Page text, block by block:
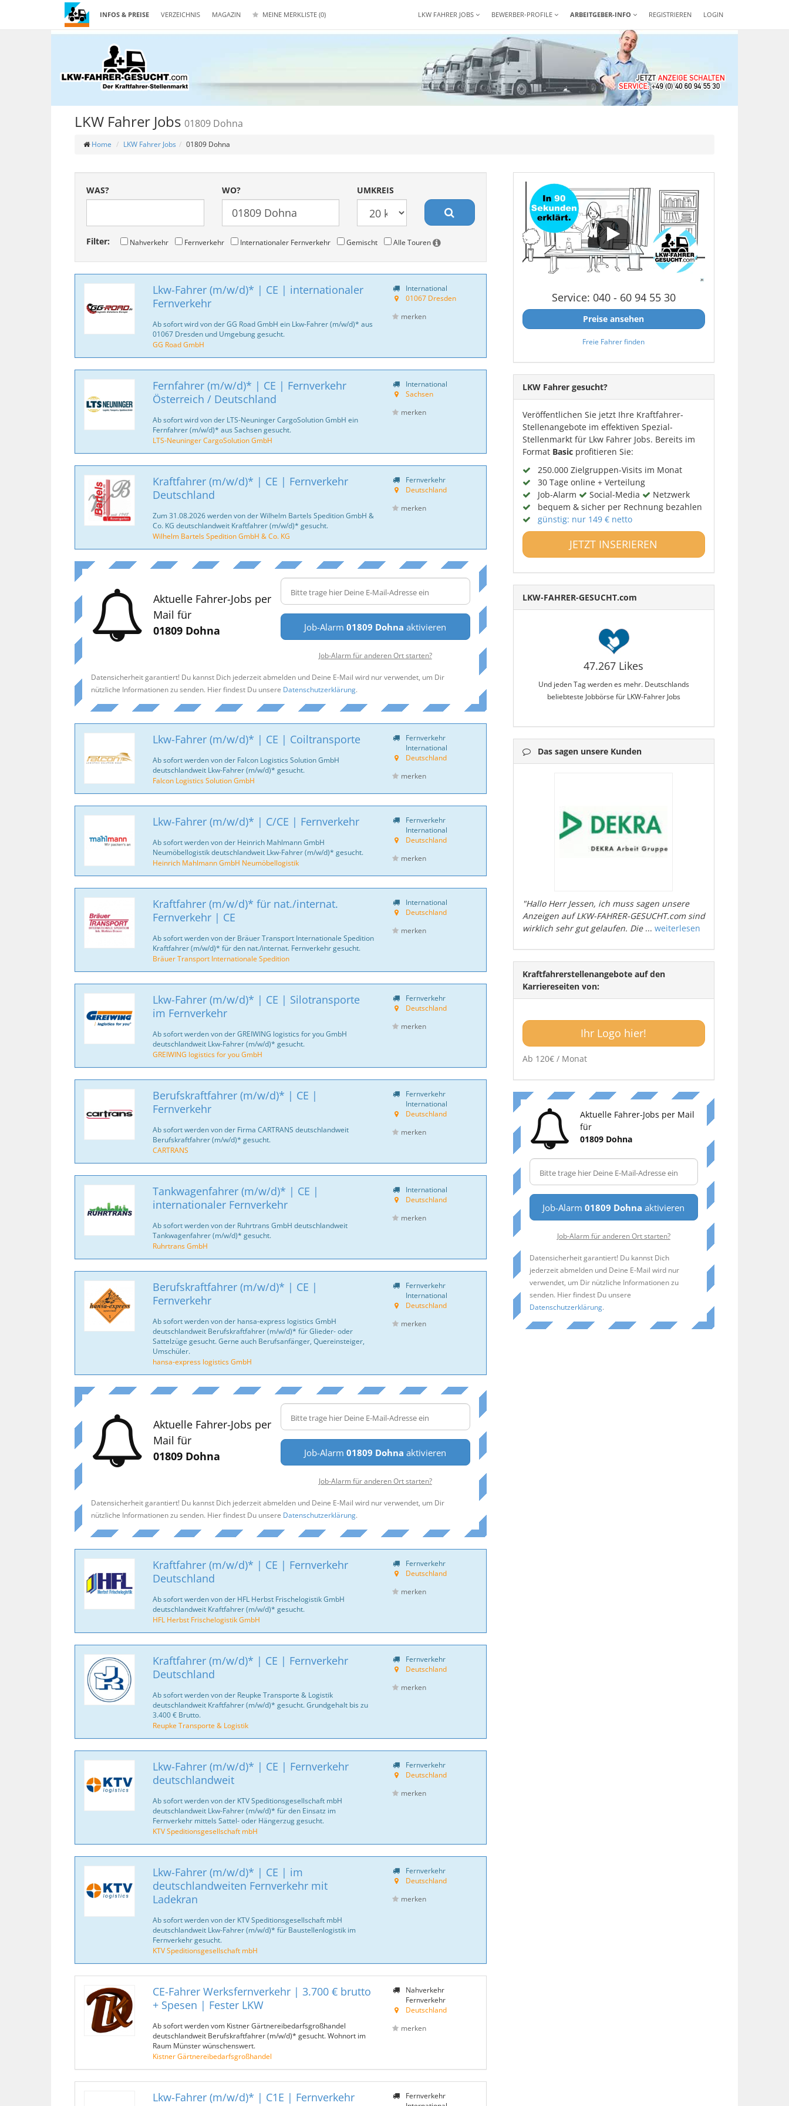
INFOS & PREISE VERZEICHNIS MAGAZIN MEINE MERKLISTE (0) REGISTRIEREN LOGIN
LKW FAHRER JOBS BEWERBER-PROFILE ARBEITGEBER-INFO
LKW Fahrer Jobs 01809 Dohna
Home LKW Fahrer Jobs 01809 Dohna
WAS? WO? UMKREIS
Filter: Nahverkehr Fernverkehr Internationaler Fernverkehr Gemischt Alle Touren
Lkw-Fahrer (m/w/d)* | CE | internationaler
Fernverkehr
Ab sofort wird von der GG Road GmbH ein Lkw-Fahrer (m/w/d)* aus
01067 Dresden und Umgebung gesucht.
GG Road GmbH
International
01067 Dresden
merken
Fernfahrer (m/w/d)* | CE | Fernverkehr
Österreich / Deutschland
Ab sofort wird von der LTS-Neuninger CargoSolution GmbH ein
Fernfahrer (m/w/d)* aus Sachsen gesucht.
LTS-Neuninger CargoSolution GmbH
International
Sachsen
merken
Kraftfahrer (m/w/d)* | CE | Fernverkehr
Deutschland
Zum 31.08.2026 werden von der Wilhelm Bartels Spedition GmbH &
Co. KG deutschlandweit Kraftfahrer (m/w/d)* gesucht.
Wilhelm Bartels Spedition GmbH & Co. KG
Fernverkehr
Deutschland
merken
Aktuelle Fahrer-Jobs per
Mail für
01809 Dohna
Job-Alarm01809 Dohna aktivieren
Job-Alarm für anderen Ort starten?
Datensicherheit garantiert! Du kannst Dich jederzeit abmelden und Deine E-Mail wird nur verwendet, um Dir
nützliche Informationen zu senden. Hier findest Du unsere Datenschutzerklärung.
Lkw-Fahrer (m/w/d)* | CE | Coiltransporte
Ab sofort werden von der Falcon Logistics Solution GmbH
deutschlandweit Lkw-Fahrer (m/w/d)* gesucht.
Falcon Logistics Solution GmbH
Fernverkehr
International
Deutschland
merken
Lkw-Fahrer (m/w/d)* | C/CE | Fernverkehr
Ab sofort werden von der Heinrich Mahlmann GmbH
Neumöbellogistik deutschlandweit Lkw-Fahrer (m/w/d)* gesucht.
Heinrich Mahlmann GmbH Neumöbellogistik
Fernverkehr
International
Deutschland
merken
Kraftfahrer (m/w/d)* für nat./internat.
Fernverkehr | CE
Ab sofort werden von der Bräuer Transport Internationale Spedition
Kraftfahrer (m/w/d)* für den nat./internat. Fernverkehr gesucht.
Bräuer Transport Internationale Spedition
International
Deutschland
merken
Lkw-Fahrer (m/w/d)* | CE | Silotransporte
im Fernverkehr
Ab sofort werden von der GREIWING logistics for you GmbH
deutschlandweit Lkw-Fahrer (m/w/d)* gesucht.
GREIWING logistics for you GmbH
Fernverkehr
Deutschland
merken
Berufskraftfahrer (m/w/d)* | CE |
Fernverkehr
Ab sofort werden von der Firma CARTRANS deutschlandweit
Berufskraftfahrer (m/w/d)* gesucht.
CARTRANS
Fernverkehr
International
Deutschland
merken
Tankwagenfahrer (m/w/d)* | CE |
internationaler Fernverkehr
Ab sofort werden von der Ruhrtrans GmbH deutschlandweit
Tankwagenfahrer (m/w/d)* gesucht.
Ruhrtrans GmbH
International
Deutschland
merken
Berufskraftfahrer (m/w/d)* | CE |
Fernverkehr
Ab sofort werden von der hansa-express logistics GmbH
deutschlandweit Berufskraftfahrer (m/w/d)* für Glieder- oder
Sattelzüge gesucht. Gerne auch Berufsanfänger, Quereinsteiger,
Umschüler.
hansa-express logistics GmbH
Fernverkehr
International
Deutschland
merken
Aktuelle Fahrer-Jobs per
Mail für
01809 Dohna
Job-Alarm01809 Dohna aktivieren
Job-Alarm für anderen Ort starten?
Datensicherheit garantiert! Du kannst Dich jederzeit abmelden und Deine E-Mail wird nur verwendet, um Dir
nützliche Informationen zu senden. Hier findest Du unsere Datenschutzerklärung.
Kraftfahrer (m/w/d)* | CE | Fernverkehr
Deutschland
Ab sofort werden von der HFL Herbst Frischelogistik GmbH
deutschlandweit Kraftfahrer (m/w/d)* gesucht.
HFL Herbst Frischelogistik GmbH
Fernverkehr
Deutschland
merken
Kraftfahrer (m/w/d)* | CE | Fernverkehr
Deutschland
Ab sofort werden von der Reupke Transporte & Logistik
deutschlandweit Kraftfahrer (m/w/d)* gesucht. Grundgehalt bis zu
3.400 € Brutto.
Reupke Transporte & Logistik
Fernverkehr
Deutschland
merken
Lkw-Fahrer (m/w/d)* | CE | Fernverkehr
deutschlandweit
Ab sofort werden von der KTV Speditionsgesellschaft mbH
deutschlandweit Lkw-Fahrer (m/w/d)* für den Einsatz im
Fernverkehr mittels Sattel- oder Hängerzug gesucht.
KTV Speditionsgesellschaft mbH
Fernverkehr
Deutschland
merken
Lkw-Fahrer (m/w/d)* | CE | im
deutschlandweiten Fernverkehr mit
Ladekran
Ab sofort werden von der KTV Speditionsgesellschaft mbH
deutschlandweit Lkw-Fahrer (m/w/d)* für Baustellenlogistik im
Fernverkehr gesucht.
KTV Speditionsgesellschaft mbH
Fernverkehr
Deutschland
merken
CE-Fahrer Werksfernverkehr | 3.700 € brutto
+ Spesen | Fester LKW
Ab sofort werden vom Kistner Gärtnereibedarfsgroßhandel
deutschlandweit Berufskraftfahrer (m/w/d)* gesucht. Wohnort im
Raum Münster wünschenswert.
Kistner Gärtnereibedarfsgroßhandel
Nahverkehr
Fernverkehr
Deutschland
merken
Lkw-Fahrer (m/w/d)* | C1E | Fernverkehr
Fernverkehr
Service: 040 - 60 94 55 30
Preise ansehen
Freie Fahrer finden
LKW Fahrer gesucht?
Veröffentlichen Sie jetzt Ihre Kraftfahrer-
Stellenangebote im effektiven Spezial-
Stellenmarkt für Lkw Fahrer Jobs. Bereits im
Format Basicprofitieren Sie:
250.000 Zielgruppen-Visits im Monat
30 Tage online + Verteilung
Job-Alarm
Social-Media
Netzwerk
bequem & sicher per Rechnung bezahlen
günstig: nur 149 € netto
JETZT INSERIEREN
LKW-FAHRER-GESUCHT.com
47.267 Likes
Und jeden Tag werden es mehr. Deutschlands
beliebteste Jobbörse für LKW-Fahrer Jobs
Das sagen unsere Kunden
"Hallo Herr Jessen, ich muss sagen unsere
Anzeigen auf LKW-FAHRER-GESUCHT.com sind
wirklich sehr gut gelaufen. Die... weiterlesen
Kraftfahrerstellenangebote auf den
Karriereseiten von:
Ihr Logo hier!
Ab 120€ / Monat
Aktuelle Fahrer-Jobs per Mail
für
01809 Dohna
Job-Alarm01809 Dohna aktivieren
Job-Alarm für anderen Ort starten?
Datensicherheit garantiert! Du kannst Dich
jederzeit abmelden und Deine E-Mail wird nur
verwendet, um Dir nützliche Informationen zu
senden. Hier findest Du unsere
Datenschutzerklärung.